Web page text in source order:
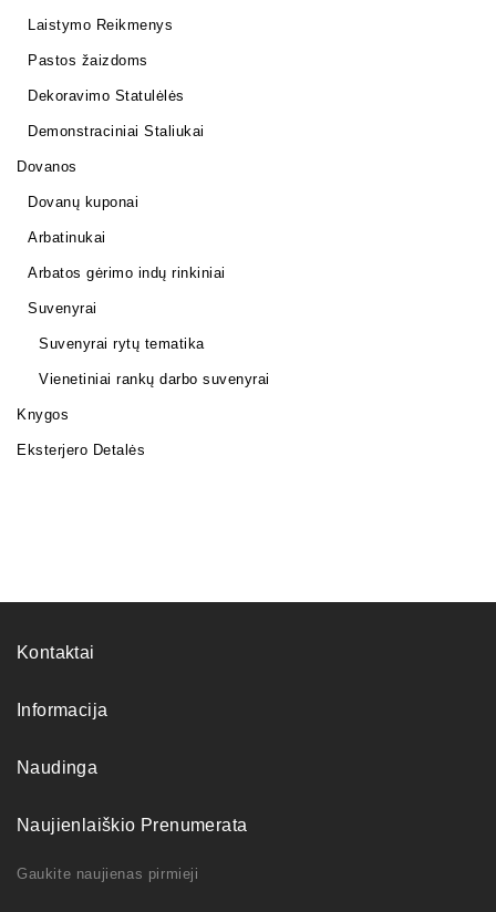
Laistymo Reikmenys
Pastos žaizdoms
Dekoravimo Statulėlės
Demonstraciniai Staliukai
Dovanos
Dovanų kuponai
Arbatinukai
Arbatos gėrimo indų rinkiniai
Suvenyrai
Suvenyrai rytų tematika
Vienetiniai rankų darbo suvenyrai
Knygos
Eksterjero Detalės
Kontaktai
Informacija
Naudinga
Naujienlaiškio Prenumerata
Gaukite naujienas pirmieji